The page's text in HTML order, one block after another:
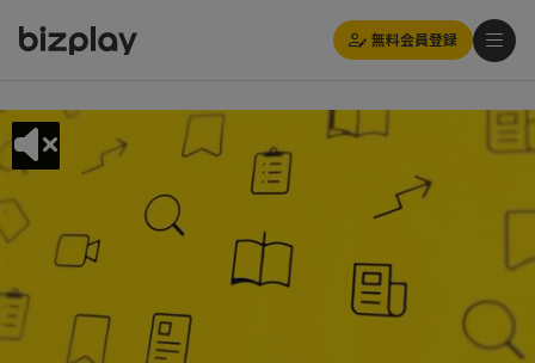
無料会員登録